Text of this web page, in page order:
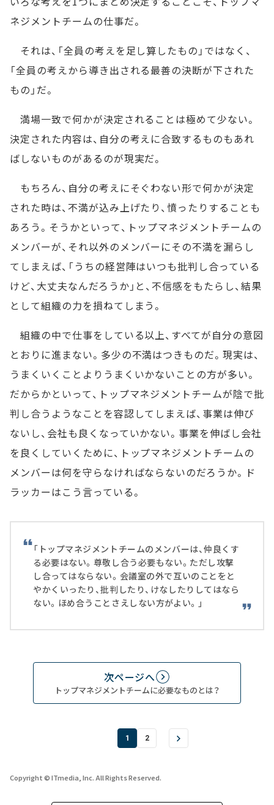
ネジメントチームの仕事だ。
それは、「全員の考えを足し算したもの」ではなく、
「全員の考えから導き出される最善の決断が下された
もの」だ。
満場一致で何かが決定されることは極めて少ない。
決定された内容は、自分の考えに合致するものもあれ
ばしないものがあるのが現実だ。
もちろん、自分の考えにそぐわない形で何かが決定
された時は、不満が込み上げたり、憤ったりすることも
あろう。そうかといって、トップマネジメントチームの
メンバーが、それ以外のメンバーにその不満を漏らし
てしまえば、「うちの経営陣はいつも批判し合っている
けど、大丈夫なんだろうか」と、不信感をもたらし、結果
として組織の力を損ねてしまう。
組織の中で仕事をしている以上、すべてが自分の意図
とおりに進まない。多少の不満はつきものだ。現実は、
うまくいくことよりうまくいかないことの方が多い。
だからかといって、トップマネジメントチームが陰で批
判し合うようなことを容認してしまえば、事業は伸び
ないし、会社も良くなっていかない。事業を伸ばし会社
を良くしていくために、トップマネジメントチームの
メンバーは何を守らなければならないのだろうか。ド
ラッカーはこう言っている。
「トップマネジメントチームのメンバーは、仲良くす
る必要はない。尊敬し合う必要もない。ただし攻撃
し合ってはならない。会議室の外で互いのことをと
やかくいったり、批判したり、けなしたりしてはなら
ない。ほめ合うことさえしない方がよい。」
次ページへ
トップマネジメントチームに必要なものとは？
1 2
Copyright © ITmedia, Inc. All Rights Reserved.